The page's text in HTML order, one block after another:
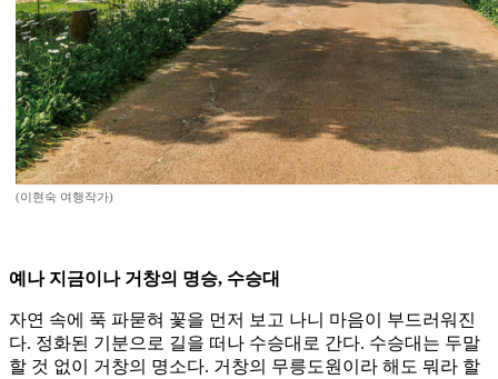
(이현숙 여행작가)
예나 지금이나 거창의 명승, 수승대
자연 속에 푹 파묻혀 꽃을 먼저 보고 나니 마음이 부드러워진
다. 정화된 기분으로 길을 떠나 수승대로 간다. 수승대는 두말
할 것 없이 거창의 명소다. 거창의 무릉도원이라 해도 뭐라 할